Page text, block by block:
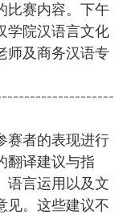
比赛内容。下午
学院汉语言文化
师及商务汉语专
者的表现进行
翻译建议与指
语言运用以及文
见。这些建议不